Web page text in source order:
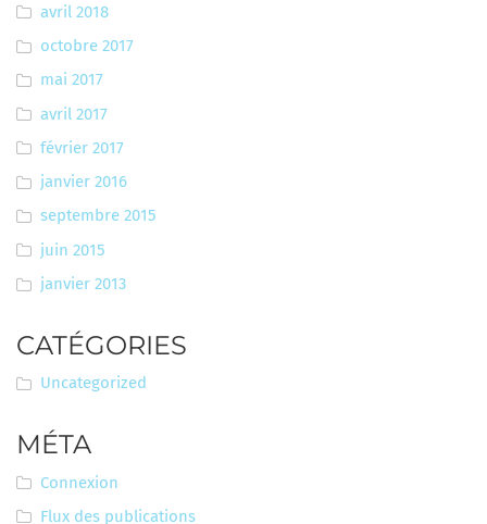
avril 2018
octobre 2017
mai 2017
avril 2017
février 2017
janvier 2016
septembre 2015
juin 2015
janvier 2013
CATÉGORIES
Uncategorized
MÉTA
Connexion
Flux des publications